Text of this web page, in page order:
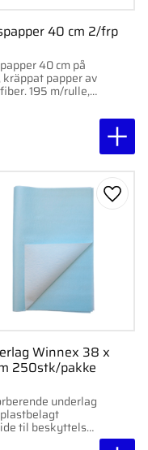
40 cm 2/frp
40 cm på
kräppat papper av
195 m/rulle,
Winnex 38 x
250stk/pakke
underlag
til beskyttelse
procedurer.
Gem